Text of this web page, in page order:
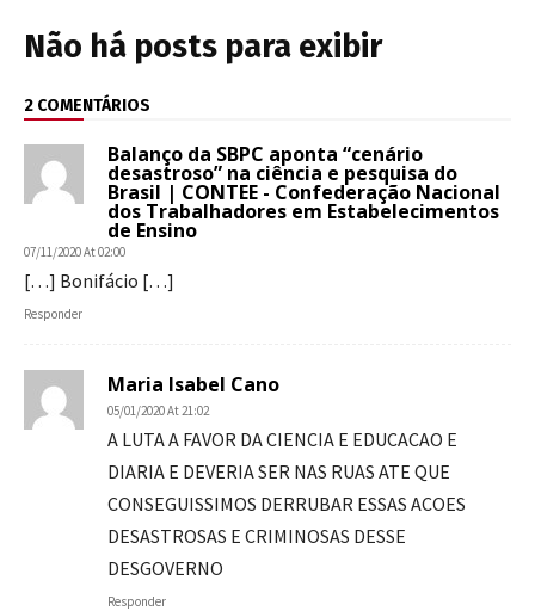
Não há posts para exibir
2 COMENTÁRIOS
Balanço da SBPC aponta “cenário
desastroso” na ciência e pesquisa do
Brasil | CONTEE - Confederação Nacional
dos Trabalhadores em Estabelecimentos
de Ensino
07/11/2020 At 02:00
[…] Bonifácio […]
Responder
Maria Isabel Cano
05/01/2020 At 21:02
A LUTA A FAVOR DA CIENCIA E EDUCACAO E
DIARIA E DEVERIA SER NAS RUAS ATE QUE
CONSEGUISSIMOS DERRUBAR ESSAS ACOES
DESASTROSAS E CRIMINOSAS DESSE
DESGOVERNO
Responder